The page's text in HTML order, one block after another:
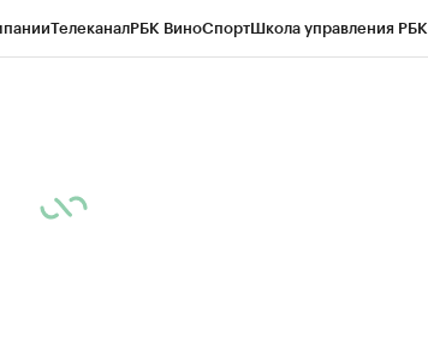
ТелеканалРБК ВиноСпортШкола управления РБК